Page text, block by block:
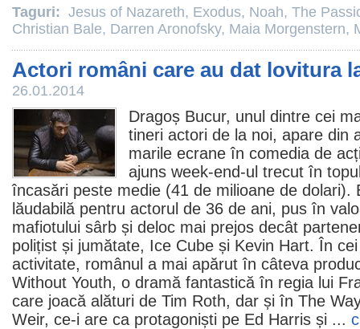
Taguri: Jesus of Nazareth, Exodus, Noah, The
Christian Bale, Darren Aronofsky, Maia Morgenstern,
Actori români care au dat lovitura
26.01.2014
Dragoș Bucur, unul dintre cei
tineri actori de la noi, apare din
marile ecrane în comedia de
ajuns week-end-ul trecut în
încasări peste medie (41 de milioane de dolari).
lăudabilă pentru actorul de 36 de ani, pus în
mafiotului sârb și deloc mai prejos decât
polițist și jumătate, Ice Cube și Kevin Hart. În
activitate, românul a mai apărut în câteva
Without Youth, o dramă fantastică în regia lui
care joacă alături de Tim Roth, dar și în The
Weir, ce-i are ca protagoniști pe Ed Harris și ...